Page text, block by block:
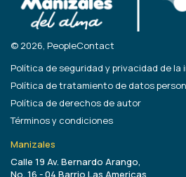
© 2026, PeopleContact
Política de seguridad y privacidad de la
Política de tratamiento de datos
Política de derechos de autor
Términos y condiciones
Manizales
Calle 19 Av. Bernardo Arango,
No. 16 - 04 Barrio Las Americas